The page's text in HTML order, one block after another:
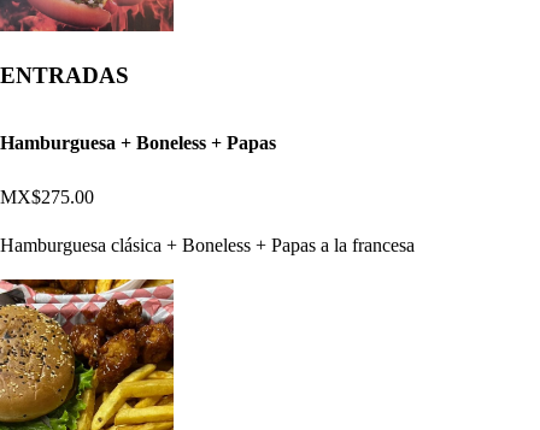
ENTRADAS
Hamburguesa + Boneless + Papas
MX$275.00
Hamburguesa clásica + Boneless + Papas a la francesa